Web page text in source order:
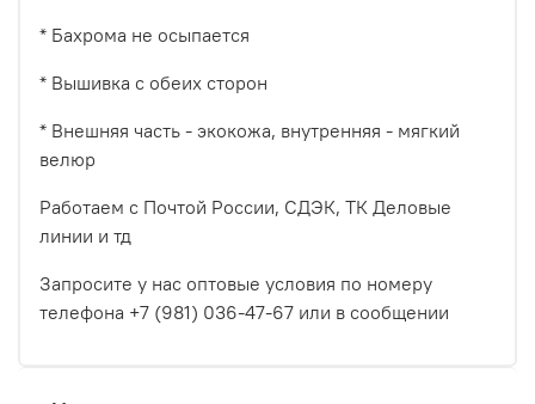
* Бахрома не осыпается
* Вышивка с обеих сторон
* Внешняя часть - экокожа, внутренняя - мягкий
велюр
Работаем с Почтой России, СДЭК, ТК Деловые
линии и тд
Запросите у нас оптовые условия по номеру
телефона +7 (981) 036-47-67 или в сообщении